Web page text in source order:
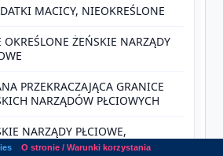
MACICY, NIEOKREŚLONE
ŻEŃSKIE NARZĄDY
PRZEKRACZAJĄCA GRANICE
NARZĄDÓW PŁCIOWYCH
NARZĄDY PŁCIOWE,
O stronie / Warunki korzystania